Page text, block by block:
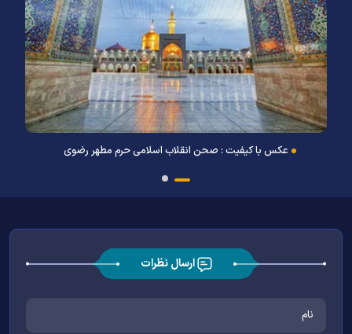
عکس با کیفیت : ایوان صحن انقلاب اسلامی حرم مطهر رضوی
ارسال نظرات